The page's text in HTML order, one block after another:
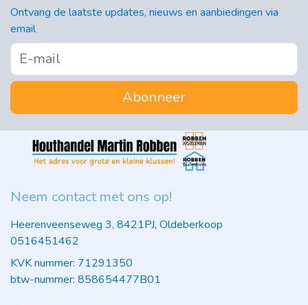
Ontvang de laatste updates, nieuws en aanbiedingen via
email
Abonneer
Neem contact met ons op!
Heerenveenseweg 3, 8421PJ, Oldeberkoop
0516451462
KVK nummer: 71291350
btw-nummer: 858654477B01